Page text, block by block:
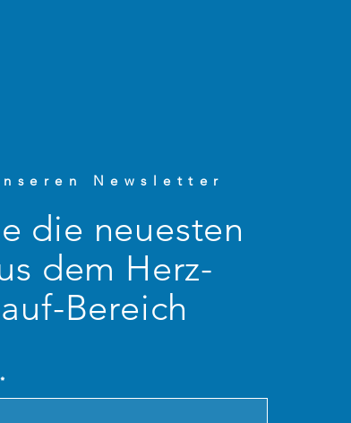
Newsletter
die neuesten
dem Herz-
Bereich
*